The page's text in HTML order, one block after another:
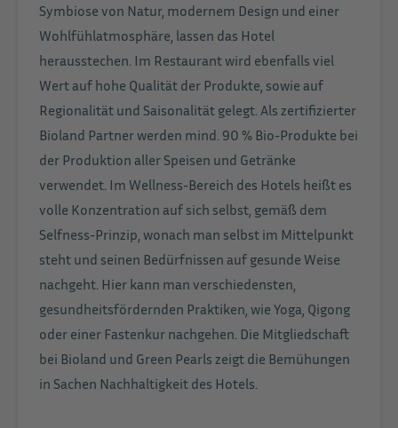
Symbiose von Natur, modernem Design und einer
Wohlfühlatmosphäre, lassen das Hotel
herausstechen. Im Restaurant wird ebenfalls viel
Wert auf hohe Qualität der Produkte, sowie auf
Regionalität und Saisonalität gelegt. Als zertifizierter
Bioland Partner werden mind. 90 % Bio-Produkte bei
der Produktion aller Speisen und Getränke
verwendet. Im Wellness-Bereich des Hotels heißt es
volle Konzentration auf sich selbst, gemäß dem
Selfness-Prinzip, wonach man selbst im Mittelpunkt
steht und seinen Bedürfnissen auf gesunde Weise
nachgeht. Hier kann man verschiedensten,
gesundheitsfördernden Praktiken, wie Yoga, Qigong
oder einer Fastenkur nachgehen. Die Mitgliedschaft
bei Bioland und Green Pearls zeigt die Bemühungen
in Sachen Nachhaltigkeit des Hotels.